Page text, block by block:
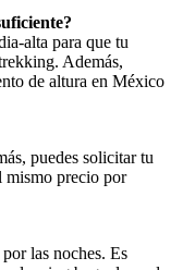
alta para que tu
Además,
de altura en México
puedes solicitar tu
mismo precio por
las noches. Es